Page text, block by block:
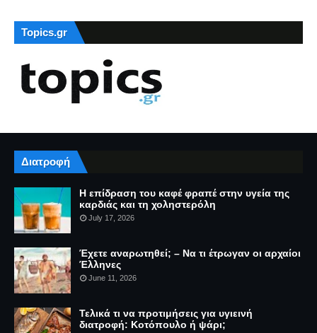
Topics.gr
Διατροφή
Η επίδραση του καφέ φραπέ στην υγεία της
καρδιάς και τη χοληστερόλη
July 17, 2026
Έχετε αναρωτηθεί; – Να τι έτρωγαν οι αρχαίοι
Έλληνες
June 11, 2026
Τελικά τι να προτιμήσεις για υγιεινή
διατροφή: Κοτόπουλο ή ψάρι;